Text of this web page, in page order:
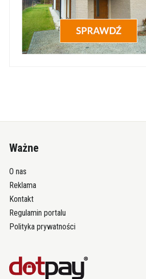
Ważne
O nas
Reklama
Kontakt
Regulamin portalu
Polityka prywatności